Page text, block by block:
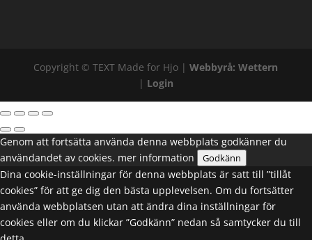
Copyright ©TEXT Made for Hjo |Webbyrå: Wettern
| Login
Genom att fortsätta använda denna webbplats godkänner du
användandet av cookies. mer information Godkänn
Dina cookie-inställningar för denna webbplats är satt till ”tillåt
cookies” för att ge dig den bästa upplevelsen. Om du fortsätter
använda webbplatsen utan att ändra dina inställningar för
cookies eller om du klickar ”Godkänn” nedan så samtycker du till